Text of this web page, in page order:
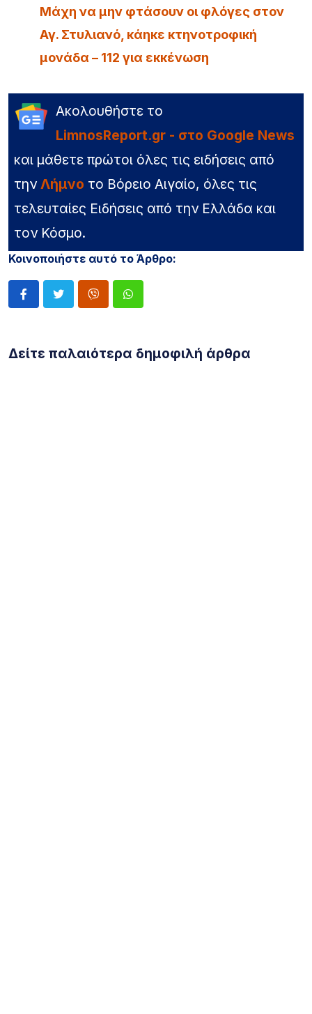
Μάχη να μην φτάσουν οι φλόγες στον
Αγ. Στυλιανό, κάηκε κτηνοτροφική
μονάδα – 112 για εκκένωση
Ακολουθήστε το
LimnosReport.gr - στο Google News
και μάθετε πρώτοι όλες τις ειδήσεις από
την Λήμνο το Βόρειο Αιγαίο, όλες τις
τελευταίες Ειδήσεις από την Ελλάδα και
τον Κόσμο.
Κοινοποιήστε αυτό το Άρθρο:
Δείτε παλαιότερα δημοφιλή άρθρα